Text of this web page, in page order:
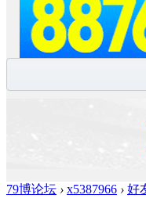
79博论坛 › x5387966 › 好